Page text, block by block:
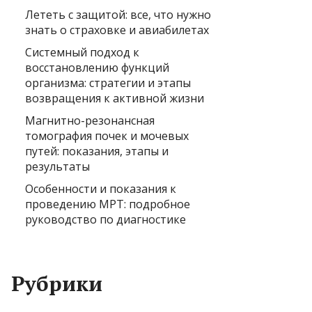
Лететь с защитой: все, что нужно
знать о страховке и авиабилетах
Системный подход к
восстановлению функций
организма: стратегии и этапы
возвращения к активной жизни
Магнитно-резонансная
томография почек и мочевых
путей: показания, этапы и
результаты
Особенности и показания к
проведению МРТ: подробное
руководство по диагностике
Рубрики